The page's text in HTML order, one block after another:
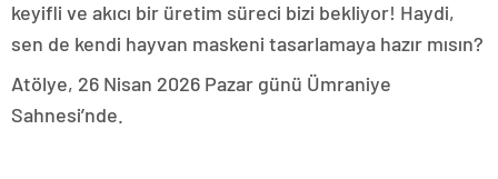
keyifli ve akıcı bir üretim süreci bizi bekliyor! Haydi,
sen de kendi hayvan maskeni tasarlamaya hazır mısın?
Atölye, 26 Nisan 2026 Pazar günü Ümraniye
Sahnesi’nde.